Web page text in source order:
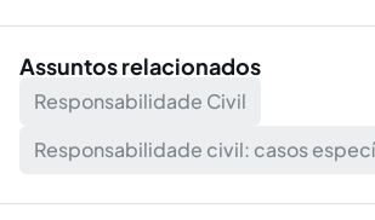
Assuntos relacionados
Responsabilidade Civil
Responsabilidade civil: casos